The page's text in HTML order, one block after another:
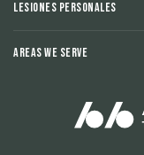
Lesiones Personales
Areas We Serve